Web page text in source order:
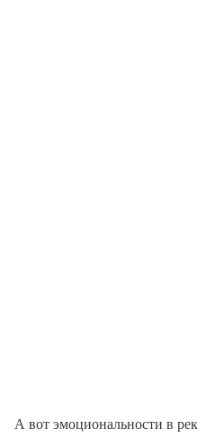
А вот эмоциональности в